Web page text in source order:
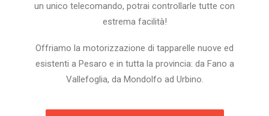
un unico telecomando, potrai controllarle tutte con
estrema facilità!
Offriamo la motorizzazione di tapparelle nuove ed
esistenti a Pesaro e in tutta la provincia: da Fano a
Vallefoglia, da Mondolfo ad Urbino.